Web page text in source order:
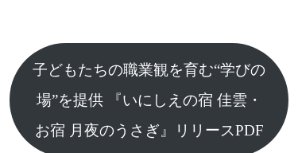
子どもたちの職業観を育む“学びの
場”を提供 『いにしえの宿 佳雲・
お宿 月夜のうさぎ』リリースPDF